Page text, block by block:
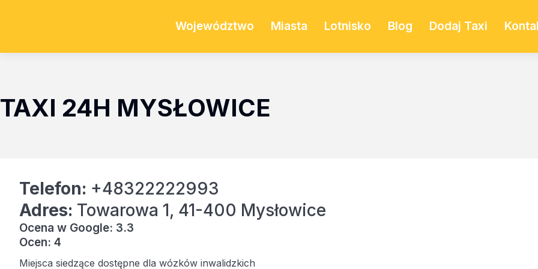
Województwo Miasta Lotnisko Blog Dodaj Taxi
TAXI 24H MYSŁOWICE
Telefon: +48322222993
Adres: Towarowa 1, 41-400 Mysłowice
Ocena w Google: 3.3
Ocen: 4
Miejsca siedzące dostępne dla wózków inwalidzkich